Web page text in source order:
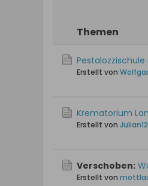
Themen
Erstellt von
Krematorium
Erstellt von
Verschoben:
Erstellt von